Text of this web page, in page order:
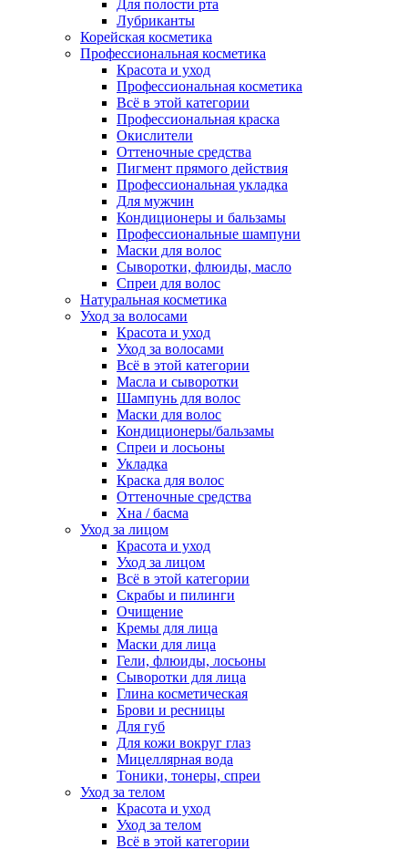
Для полости рта
Лубриканты
Корейская косметика
Профессиональная косметика
Красота и уход
Профессиональная косметика
Всё в этой категории
Профессиональная краска
Окислители
Оттеночные средства
Пигмент прямого действия
Профессиональная укладка
Для мужчин
Кондиционеры и бальзамы
Профессиональные шампуни
Маски для волос
Сыворотки, флюиды, масло
Спреи для волос
Натуральная косметика
Уход за волосами
Красота и уход
Уход за волосами
Всё в этой категории
Масла и сыворотки
Шампунь для волос
Маски для волос
Кондиционеры/бальзамы
Спреи и лосьоны
Укладка
Краска для волос
Оттеночные средства
Хна / басма
Уход за лицом
Красота и уход
Уход за лицом
Всё в этой категории
Скрабы и пилинги
Очищение
Кремы для лица
Маски для лица
Гели, флюиды, лосьоны
Сыворотки для лица
Глина косметическая
Брови и ресницы
Для губ
Для кожи вокруг глаз
Мицеллярная вода
Тоники, тонеры, спреи
Уход за телом
Красота и уход
Уход за телом
Всё в этой категории